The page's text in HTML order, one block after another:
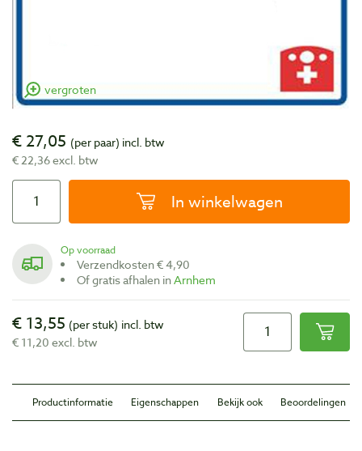
vergroten
€ 27,05 (per paar) incl. btw
€ 22,36 excl. btw
In winkelwagen
Op voorraad
Verzendkosten € 4,90
Of gratis afhalen inArnhem
€ 13,55 (per stuk) incl. btw
€ 11,20 excl. btw
Productinformatie Eigenschappen Bekijk ook Beoordelingen